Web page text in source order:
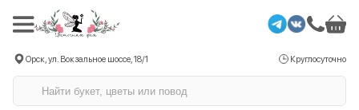
Орск, ул. Вокзальное шоссе, 18/1 Круглосуточно